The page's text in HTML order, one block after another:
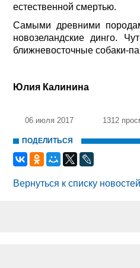
естественной смертью.
Самыми древними
новозеландские динго.
ближневосточные собаки-
Юлия Калинина
06 июля 2017 1312
ПОДЕЛИТЬСЯ
Вернуться к списку новостей